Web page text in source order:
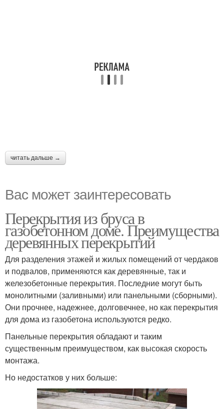
читать дальше →
Вас может заинтересовать
Перекрытия из бруса в
газобетонном доме. Преимущества
деревянных перекрытий
Для разделения этажей и жилых помещений от чердаков
и подвалов, применяются как деревянные, так и
железобетонные перекрытия. Последние могут быть
монолитными (заливными) или панельными (сборными).
Они прочнее, надежнее, долговечнее, но как перекрытия
для дома из газобетона используются редко.
Панельные перекрытия обладают и таким
существенным преимуществом, как высокая скорость
монтажа.
Но недостатков у них больше: